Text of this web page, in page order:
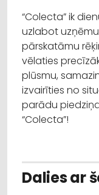
“Colecta” ik
uzlabot
pārskatāmu
vēlaties
plūsmu,
izvairīties no
parādu
“Colecta”!
Dalies ar